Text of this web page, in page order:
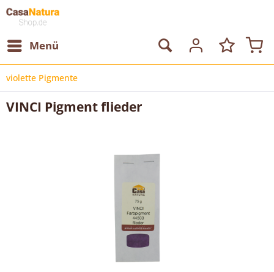
Menü
violette Pigmente
VINCI Pigment flieder